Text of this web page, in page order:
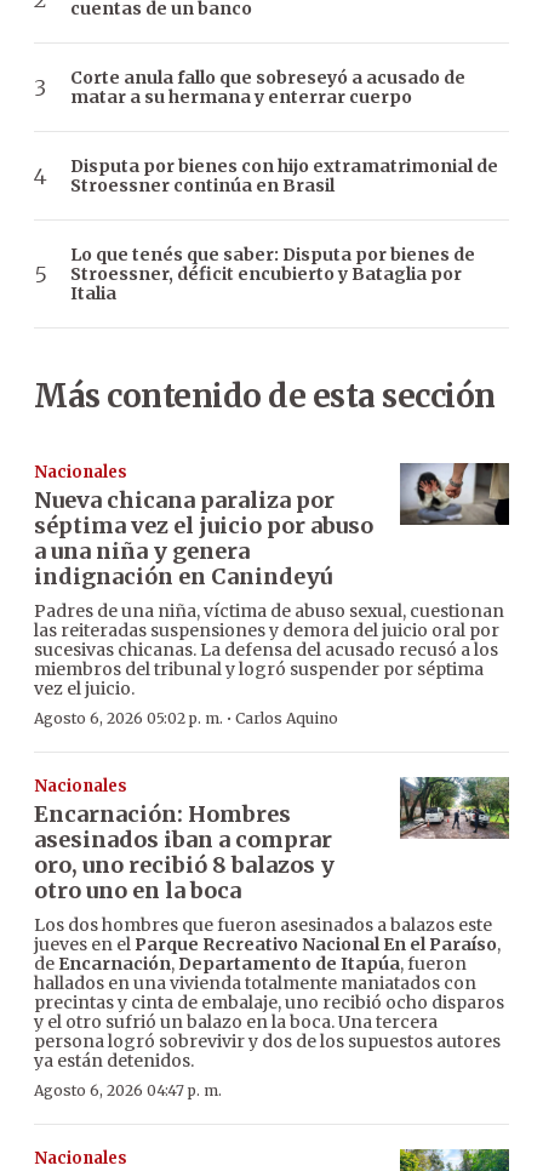
cuentas de un banco
Corte anula fallo que sobreseyó a acusado de
matar a su hermana y enterrar cuerpo
Disputa por bienes con hijo extramatrimonial de
Stroessner continúa en Brasil
Lo que tenés que saber: Disputa por bienes de
Stroessner, déficit encubierto y Bataglia por
Italia
Más contenido de esta sección
Nacionales
Nueva chicana paraliza por
séptima vez el juicio por abuso
a una niña y genera
indignación en Canindeyú
Padres de una niña, víctima de abuso sexual, cuestionan
las reiteradas suspensiones y demora del juicio oral por
sucesivas chicanas. La defensa del acusado recusó a los
miembros del tribunal y logró suspender por séptima
vez el juicio.
Agosto 6, 2026 05:02 p. m. · Carlos Aquino
Nacionales
Encarnación: Hombres
asesinados iban a comprar
oro, uno recibió 8 balazos y
otro uno en la boca
Los dos hombres que fueron asesinados a balazos este
jueves en el Parque Recreativo Nacional En el Paraíso,
de Encarnación, Departamento de Itapúa, fueron
hallados en una vivienda totalmente maniatados con
precintas y cinta de embalaje, uno recibió ocho disparos
y el otro sufrió un balazo en la boca. Una tercera
persona logró sobrevivir y dos de los supuestos autores
ya están detenidos.
Agosto 6, 2026 04:47 p. m.
Nacionales